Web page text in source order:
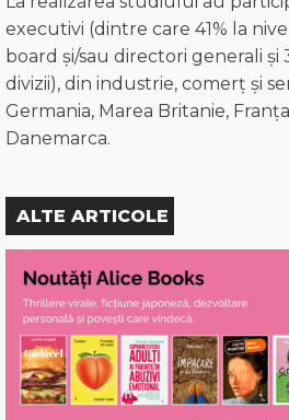
executivi (dintre care 41% la
board și/sau directori generali și
divizii), din industrie, comerț și
Germania, Marea Britanie,
Danemarca.
ALTE ARTICOLE